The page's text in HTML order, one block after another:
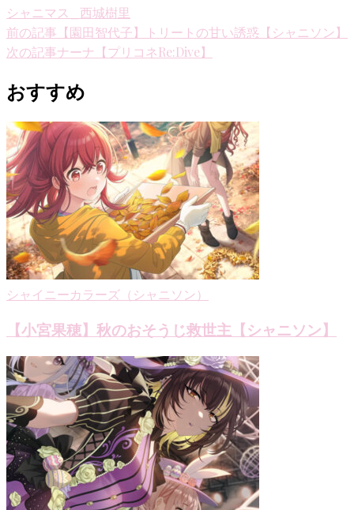
シャニマス_西城樹里
投
稿
ナ
ビ
ゲ
ー
シ
ョ
ン
前の記事 【園田智代子】トリートの甘い誘惑【シャニソン】
次の記事ナーナ【プリコネRe:Dive】
おすすめ
シャイニーカラーズ（シャニソン）
【小宮果穂】秋のおそうじ救世主【シャニソン】